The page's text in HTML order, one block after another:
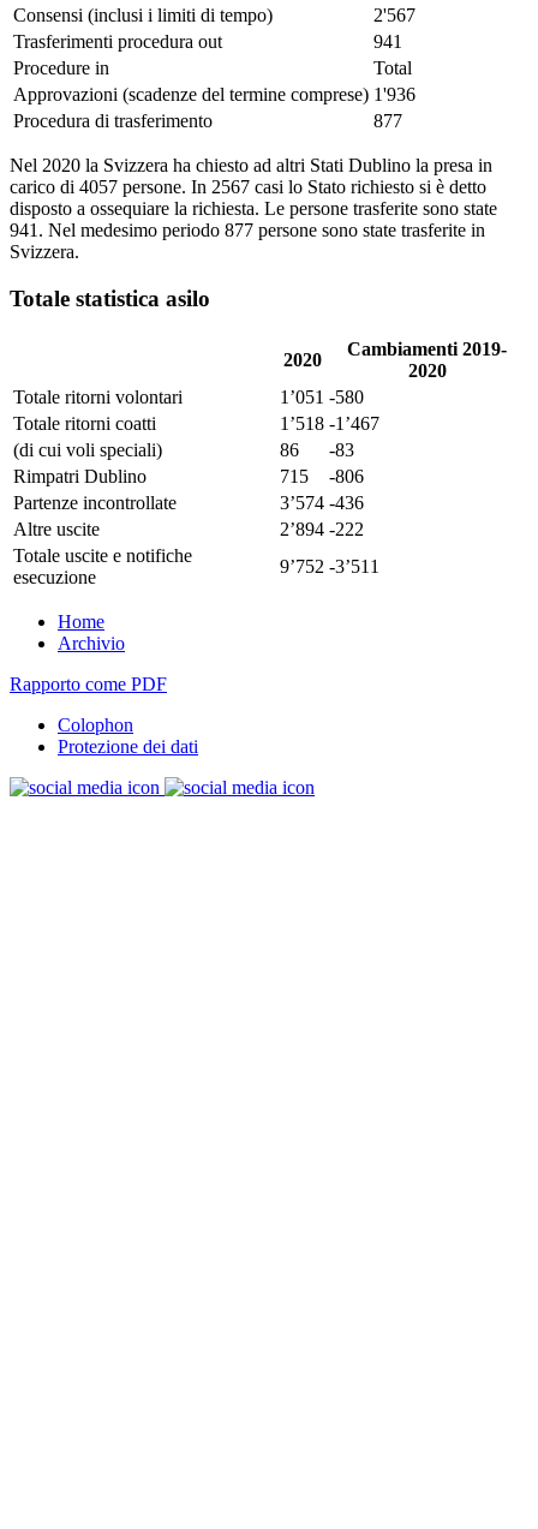
Consensi (inclusi i limiti di tempo)
2'567
Trasferimenti procedura out
941
Procedure in
Total
Approvazioni (scadenze del termine comprese) 1'936
Procedura di trasferimento
877
Nel 2020 la Svizzera ha chiesto ad altri Stati Dublino la presa in
carico di 4057 persone. In 2567 casi lo Stato richiesto si è detto
disposto a ossequiare la richiesta. Le persone trasferite sono state
941. Nel medesimo periodo 877 persone sono state trasferite in
Svizzera.
Totale statistica asilo
2020
Cambiamenti 2019-
2020
Totale ritorni volontari
1’051 -580
Totale ritorni coatti
1’518 -1’467
(di cui voli speciali)
86
-83
Rimpatri Dublino
715
-806
Partenze incontrollate
3’574 -436
Altre uscite
2’894 -222
Totale uscite e notifiche
esecuzione
9’752 -3’511
Home
Archivio
Rapporto come PDF
Colophon
Protezione dei dati